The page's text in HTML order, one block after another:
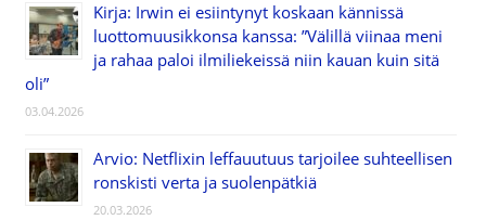
Kirja: Irwin ei esiintynyt koskaan kännissä
luottomuusikkonsa kanssa: ”Välillä viinaa meni
ja rahaa paloi ilmiliekeissä niin kauan kuin sitä
oli”
03.04.2026
Arvio: Netflixin leffauutuus tarjoilee suhteellisen
ronskisti verta ja suolenpätkiä
20.03.2026